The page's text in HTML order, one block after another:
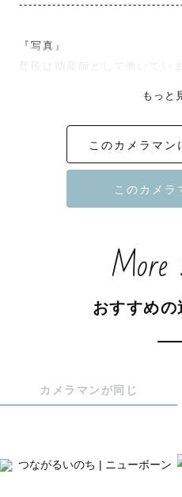
『写真』
普段は助産師として働いてい
そのひとつひとつが、かけが
写真を通して大切にしたいの
その人の想いごと残すこと。
ときに見逃してしまいそうな
写真の中に、〝いのち〟の温
見返したとき、心がふっとあ
『わたしの想い』
この瞬間があったことを私は
もっと
このカメラマン
More
おすすめ
カメラマンが同じ